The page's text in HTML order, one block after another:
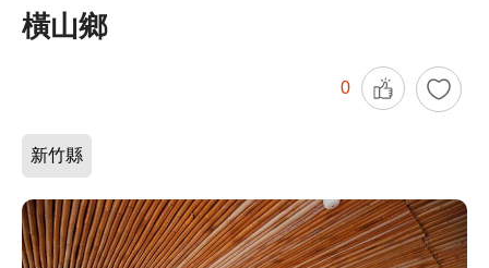
橫山鄉
0
新竹縣